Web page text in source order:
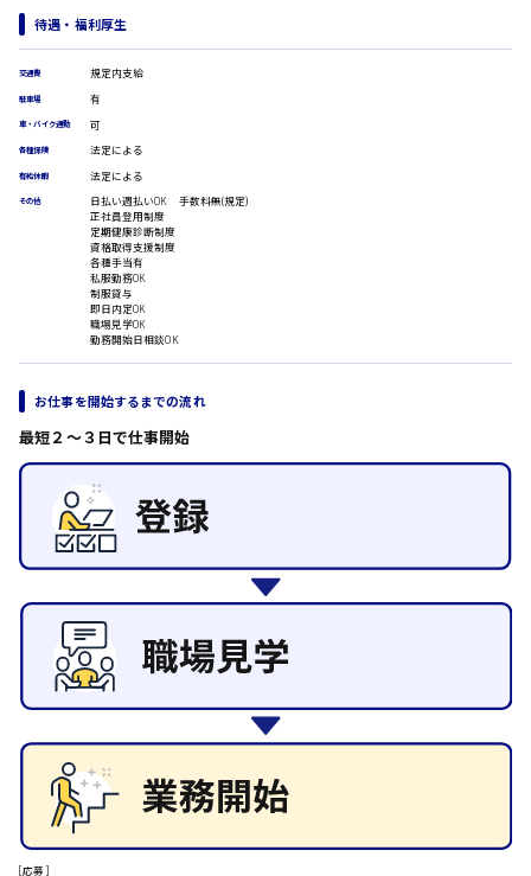
安芸高田市
安芸太田町
安芸郡
日給9000円～
日給制すべて
待遇・福利厚生
交通費 規定内支給
駐車場 有
車・バイク通勤 可
各種保険 法定による
有給休暇 法定による
その他
日払い週払いOK 手数料無(規定)
正社員登用制度
定期健康診断制度
資格取得支援制度
各種手当有
私服勤務OK
制服貸与
即日内定OK
職場見学OK
勤務開始日相談OK
お仕事を開始するまでの流れ
最短２〜３日で仕事開始
[応募]